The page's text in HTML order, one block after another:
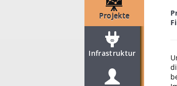
Projekte
Infrastruktur